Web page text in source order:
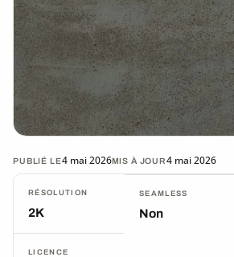
PUBLIÉ LE4 mai 2026MIS À JOUR4 mai 2026
RÉSOLUTION
2K
SEAMLESS
Non
LICENCE